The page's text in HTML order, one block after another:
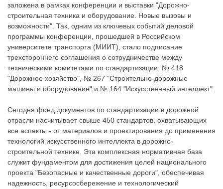
заложена в рамках конференции и выставки "Дорожно-
строительная техника и оборудование. Новые вызовы и
возможности". Так, одним из ключевых событий деловой
программы конференции, прошедшей в Российском
университете транспорта (МИИТ), стало подписание
трехстороннего соглашения о сотрудничестве между
техническими комитетами по стандартизации: № 418
"Дорожное хозяйство", № 267 "Строительно-дорожные
машины и оборудование" и № 164 "Искусственный интеллект".
Сегодня фонд документов по стандартизации в дорожной
отрасли насчитывает свыше 450 стандартов, охватывающих
все аспекты - от материалов и проектирования до применения
технологий искусственного интеллекта в дорожно-
строительной технике. Эта комплексная нормативная база
служит фундаментом для достижения целей национального
проекта "Безопасные и качественные дороги", обеспечивая
надежность, ресурсосбережение и технологический